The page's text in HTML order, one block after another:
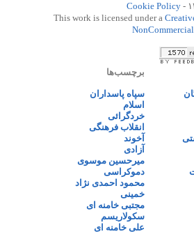
Cookie Policy
This work is licensed under a
برچسب‌ها
سپاه پاسداران
اسلام
خردگرائی
انقلاب فرهنگی
آخوند
آزادی
میرحسین موسوی
دموکراسی
محمود احمدی نژاد
خمینی
مجتبی خامنه ای
سکولاریسم
علی خامنه ای